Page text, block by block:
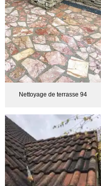
Nettoyage de terrasse 94